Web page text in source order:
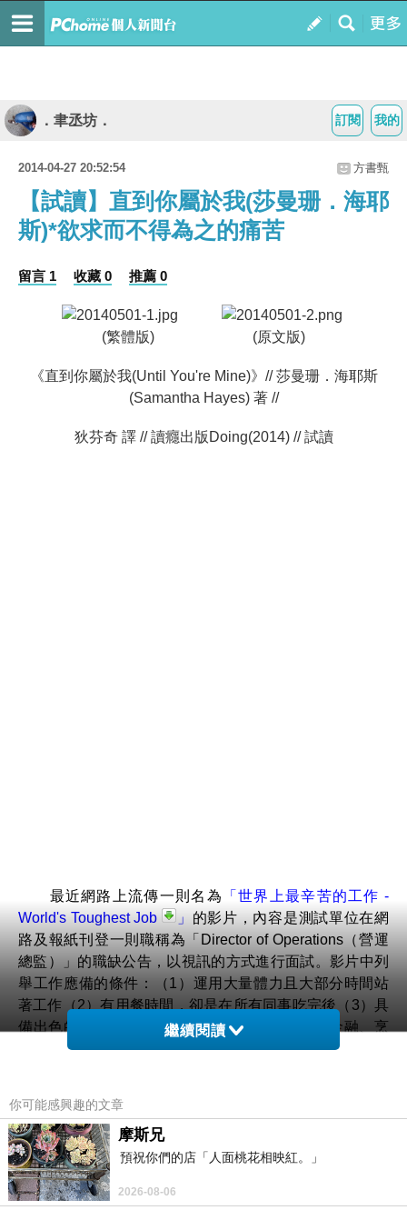
我的
訂閱
．聿丞坊．
2014-04-27 20:52:54 方書甄
【試讀】直到你屬於我(莎曼珊．海耶
斯)*欲求而不得為之的痛苦
留言 1 收藏 0 推薦 0
(繁體版) (原文版)
《直到你屬於我(Until You're Mine)》// 莎曼珊．海耶斯
(Samantha Hayes) 著 //
狄芬奇 譯 // 讀癮出版Doing(2014) // 試讀
最近網路上流傳一則名為 「世界上最辛苦的工作 -
World's Toughest Job
」 的影片，內容是測試單位在網
路及報紙刊登一則職稱為「Director of Operations（營運
總監）」的職缺公告，以視訊的方式進行面試。影片中列
舉工作應備的條件：（1）運用大量體力且大部分時間站
著工作（2）有用餐時間，卻是在所有同事吃完後（3）具
備出色的談判技巧和人際關係（4）
醫學、金融、烹
飪專家（5）一星期工時135小時，當然工作時間有可能一
是合法的嗎？」一開始看影片時會忍不住（苦）笑，世界
上哪有這種「工作待遇最低、管理責任最高、出差外派自
己來、上班時段All Day、休假制度：無、工作技能：全
能、擅長工具：全部」的工作呀！是要人命嗎？！但看到
最後卻不禁紅了眼眶，這份營運總監的頭路可真難捧，這
繼續閱讀
你可能感興趣的文章
摩斯兄
預祝你們的店「人面桃花相映紅。」
2026-08-06